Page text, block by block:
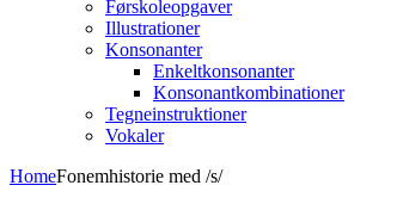
Førskoleopgaver
Illustrationer
Konsonanter
Enkeltkonsonanter
Konsonantkombinationer
Tegneinstruktioner
Vokaler
HomeFonemhistorie med /s/